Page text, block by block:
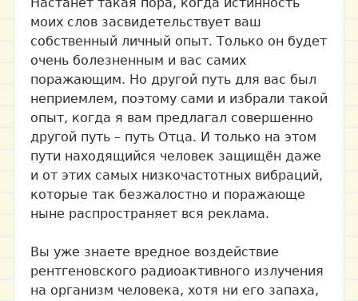
моих слов засвидетельствует ваш
собственный личный опыт. Только он будет
очень болезненным и вас самих
поражающим. Но другой путь для вас был
неприемлем, поэтому сами и избрали такой
опыт, когда я вам предлагал совершенно
другой путь – путь Отца. И только на этом
пути находящийся человек защищён даже
и от этих самых низкочастотных вибраций,
которые так безжалостно и поражающе
ныне распространяет вся реклама.
Вы уже знаете вредное воздействие
рентгеновского радиоактивного излучения
на организм человека, хотя ни его запаха,